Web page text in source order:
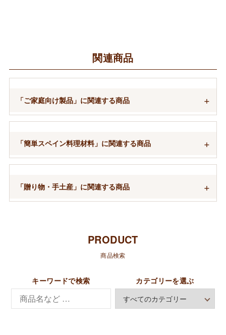
関連商品
「ご家庭向け製品」に関連する商品
「簡単スペイン料理材料」に関連する商品
「贈り物・手土産」に関連する商品
PRODUCT
商品検索
キーワードで検索 カテゴリーを選ぶ